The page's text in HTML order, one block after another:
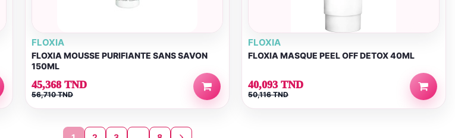
FLOXIA
FLOXIA MOUSSE PURIFIANTE SANS SAVON
150ML
45,368 TND
56,710 TND
FLOXIA
FLOXIA MASQUE PEEL OFF DETOX 40ML
40,093 TND
50,116 TND